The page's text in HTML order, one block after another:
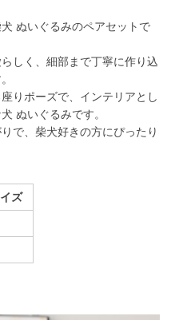
ぬいぐるみのペアセットで
しく、細部まで丁寧に作り込
りポーズで、インテリアとし
ぬいぐるみです。
で、柴犬好きの方にぴったり
ズ